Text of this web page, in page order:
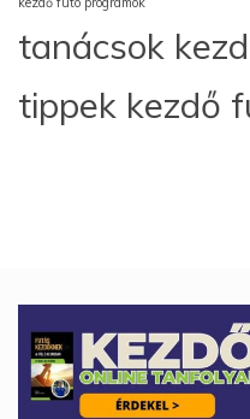
tanácsok
tippek kezdő